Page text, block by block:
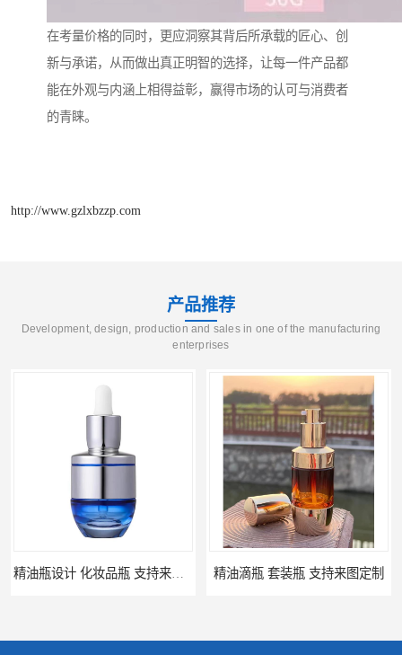
在考量价格的同时，更应洞察其背后所承载的匠心、创
新与承诺，从而做出真正明智的选择，让每一件产品都
能在外观与内涵上相得益彰，赢得市场的认可与消费者
的青睐。
http://www.gzlxbzzp.com
产品推荐
Development, design, production and sales in one of the manufacturing
enterprises
精油瓶设计 化妆品瓶 支持来图定制 精油滴瓶 套装瓶 支持来图定制